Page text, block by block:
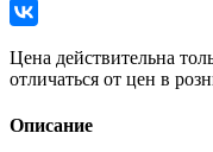
Цена действительна
отличаться от цен в
Описание